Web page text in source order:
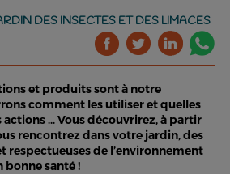
DES INSECTES ET DES LIMACES
et produits sont à notre
comment les utiliser et quelles
… Vous découvrirez, à partir
rencontrez dans votre jardin, des
respectueuses de l’environnement
bonne santé !